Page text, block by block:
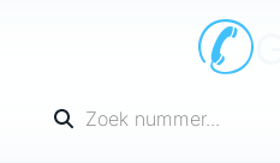
Vul een telefoonnummer in